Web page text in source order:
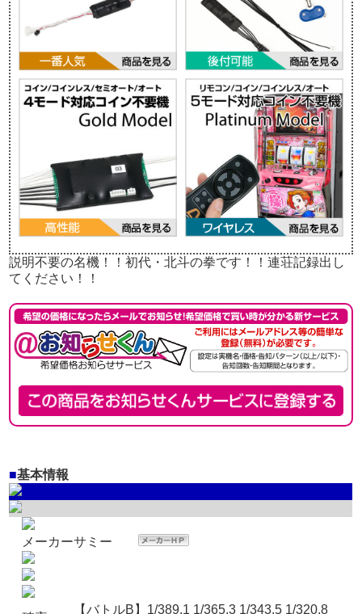
説明不要の名機！！初代・北斗の拳です！！連荘記録出し
てください！！
■基本情報
メーカーサミー
【バトルB】1/389.1 1/365.3 1/343.5 1/320.8